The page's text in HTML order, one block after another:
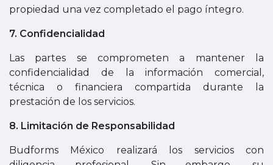
propiedad una vez completado el pago íntegro.
7. Confidencialidad
Las partes se comprometen a mantener la
confidencialidad de la información comercial,
técnica o financiera compartida durante la
prestación de los servicios.
8. Limitación de Responsabilidad
Budforms México realizará los servicios con